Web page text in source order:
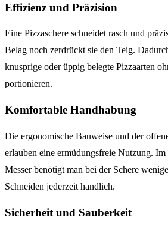
Effizienz und Präzision
Eine Pizzaschere schneidet rasch und
Belag noch zerdrückt sie den Teig.
knusprige oder üppig belegte Pizzaarten
portionieren.
Komfortable Handhabung
Die ergonomische Bauweise und der
erlauben eine ermüdungsfreie Nutzung. Im
Messer benötigt man bei der Schere
Schneiden jederzeit handlich.
Sicherheit und Sauberkeit